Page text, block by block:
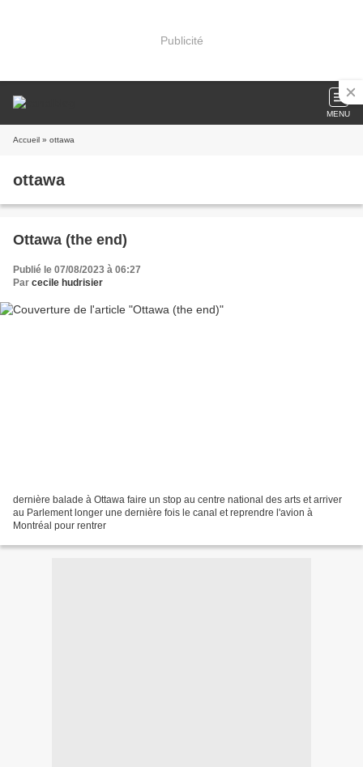
Publicité
MENU
Accueil » ottawa
ottawa
Ottawa (the end)
Publié le 07/08/2023 à 06:27
Par cecile hudrisier
dernière balade à Ottawa faire un stop au centre national des arts et arriver
au Parlement longer une dernière fois le canal et reprendre l'avion à
Montréal pour rentrer